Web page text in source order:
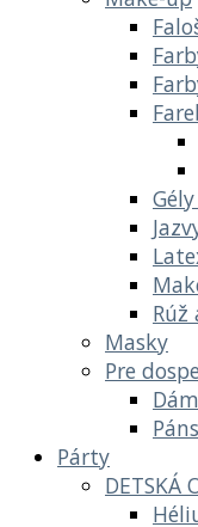
Rúž
Masky
Pre
Párty
DETSKÁ